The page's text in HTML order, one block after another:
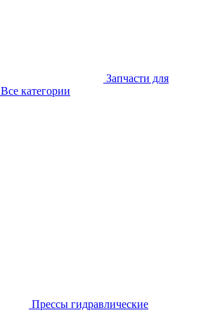
Запчасти для
Все категории
Прессы гидравлические